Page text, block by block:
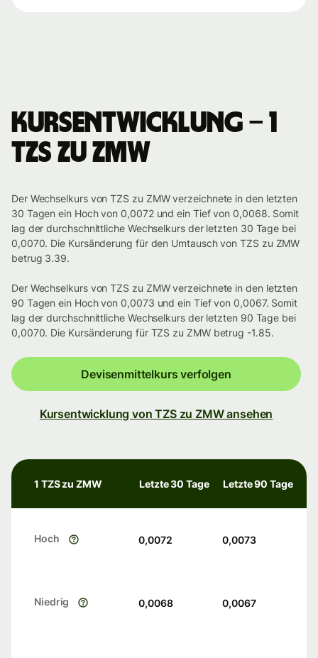
Kursentwicklung – 1
TZS zu ZMW
Der Wechselkurs von TZS zu ZMW verzeichnete in den letzten
30 Tagen ein Hoch von 0,0072 und ein Tief von 0,0068. Somit
lag der durchschnittliche Wechselkurs der letzten 30 Tage bei
0,0070. Die Kursänderung für den Umtausch von TZS zu ZMW
betrug 3.39.
Der Wechselkurs von TZS zu ZMW verzeichnete in den letzten
90 Tagen ein Hoch von 0,0073 und ein Tief von 0,0067. Somit
lag der durchschnittliche Wechselkurs der letzten 90 Tage bei
0,0070. Die Kursänderung für TZS zu ZMW betrug -1.85.
Devisenmittelkurs verfolgen
Kursentwicklung von TZS zu ZMW ansehen
1 TZS zu ZMW Letzte 30 Tage Letzte 90 Tage
Hoch 0,0072 0,0073
Niedrig 0,0068 0,0067